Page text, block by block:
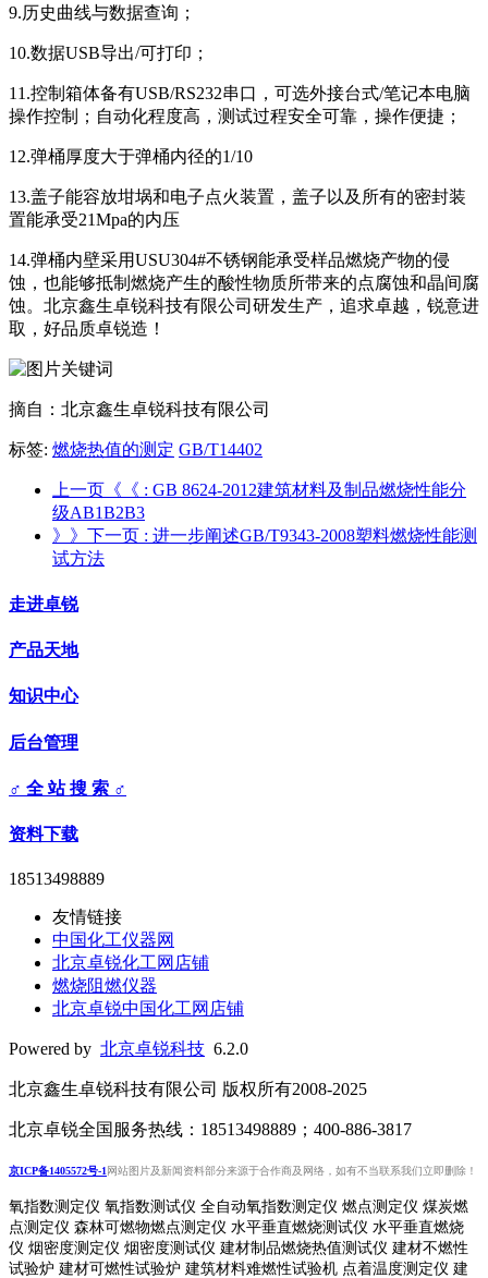
9.历史曲线与数据查询；
10.数据USB导出/可打印；
11.控制箱体备有USB/RS232串口，可选外接台式/笔记本电脑
操作控制；自动化程度高，测试过程安全可靠，操作便捷；
12.弹桶厚度大于弹桶内径的1/10
13.盖子能容放坩埚和电子点火装置，盖子以及所有的密封装
置能承受21Mpa的内压
14.弹桶内壁采用USU304#不锈钢能承受样品燃烧产物的侵
蚀，也能够抵制燃烧产生的酸性物质所带来的点腐蚀和晶间腐
蚀。北京鑫生卓锐科技有限公司研发生产，追求卓越，锐意进
取，好品质卓锐造！
摘自：北京鑫生卓锐科技有限公司
标签: 燃烧热值的测定 GB/T14402
上一页《《 : GB 8624-2012建筑材料及制品燃烧性能分
级AB1B2B3
》》下一页 : 进一步阐述GB/T9343-2008塑料燃烧性能测
试方法
走进卓锐
产品天地
知识中心
后台管理
♂ 全 站 搜 索 ♂
资料下载
18513498889
友情链接
中国化工仪器网
北京卓锐化工网店铺
燃烧阻燃仪器
北京卓锐中国化工网店铺
Powered by 北京卓锐科技 6.2.0
北京鑫生卓锐科技有限公司 版权所有2008-2025
北京卓锐全国服务热线：18513498889；400-886-3817
京ICP备1405572号-1网站图片及新闻资料部分来源于合作商及网络，如有不当联系我们立即删除！
氧指数测定仪 氧指数测试仪 全自动氧指数测定仪 燃点测定仪 煤炭燃
点测定仪 森林可燃物燃点测定仪 水平垂直燃烧测试仪 水平垂直燃烧
仪 烟密度测定仪 烟密度测试仪 建材制品燃烧热值测试仪 建材不燃性
试验炉 建材可燃性试验炉 建筑材料难燃性试验机 点着温度测定仪 建